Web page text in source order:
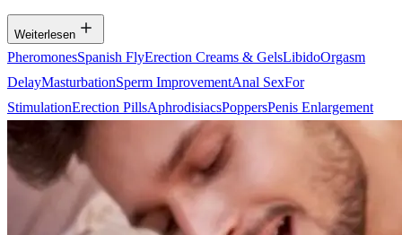
Weiterlesen
PheromonesSpanish FlyErection Creams & GelsLibidoOrgasm
DelayMasturbationSperm ImprovementAnal SexFor
StimulationErection PillsAphrodisiacsPoppersPenis Enlargement